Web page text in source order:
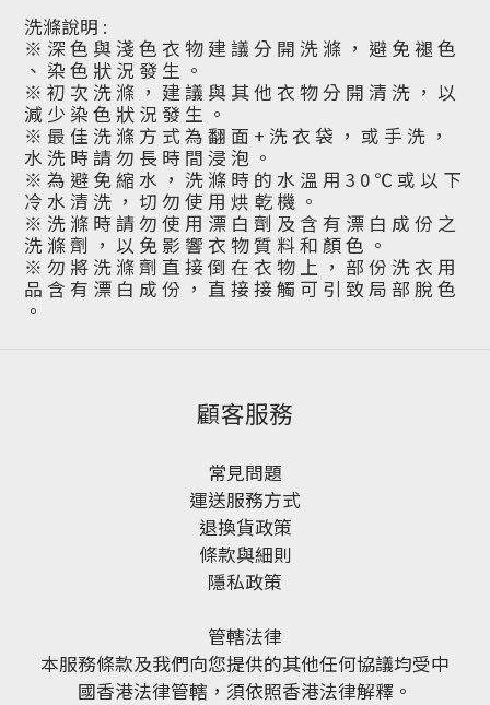
洗滌說明 :
※ 深 色 與 淺 色 衣 物 建 議 分 開 洗 滌 ， 避 免 褪 色
、 染 色 狀 況 發 生 。
※ 初 次 洗 滌 ， 建 議 與 其 他 衣 物 分 開 清 洗 ， 以
減 少 染 色 狀 況 發 生 。
※ 最 佳 洗 滌 方 式 為 翻 面 + 洗 衣 袋 ， 或 手 洗 ，
水 洗 時 請 勿 長 時 間 浸 泡 。
※ 為 避 免 縮 水 ， 洗 滌 時 的 水 溫 用 3 0 ℃ 或 以 下
冷 水 清 洗 ， 切 勿 使 用 烘 乾 機 。
※ 洗 滌 時 請 勿 使 用 漂 白 劑 及 含 有 漂 白 成 份 之
洗 滌 劑 ， 以 免 影 響 衣 物 質 料 和 顏 色 。
※ 勿 將 洗 滌 劑 直 接 倒 在 衣 物 上 ， 部 份 洗 衣 用
品 含 有 漂 白 成 份 ， 直 接 接 觸 可 引 致 局 部 脫 色
。
顧客服務
常見問題
運送服務方式
退換貨政策
條款與細則
隱私政策
管轄法律
本服務條款及我們向您提供的其他任何協議均受中
國香港法律管轄，須依照香港法律解釋。